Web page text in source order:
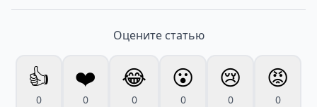
Оцените статью
👍
0
❤️
0
😂
0
😮
0
😢
0
😡
0